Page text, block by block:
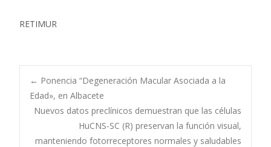
RETIMUR
Navegación
← Ponencia “Degeneración Macular Asociada a la
Edad», en Albacete
Nuevos datos preclínicos demuestran que las células
HuCNS-SC (R) preservan la función visual,
manteniendo fotorreceptores normales y saludables